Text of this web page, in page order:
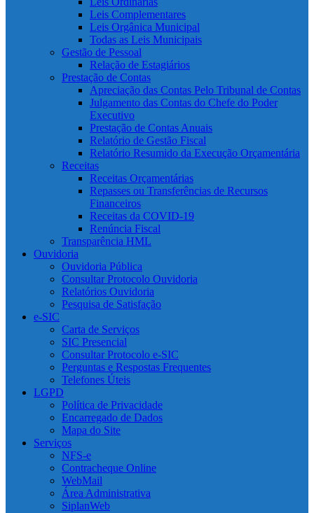
Leis Complementares
Leis Orgânica Municipal
Todas as Leis Municipais
Gestão de Pessoal
Relação de Estagiários
Prestação de Contas
Apreciação das Contas Pelo Tribunal de Contas
Julgamento das Contas do Chefe do Poder
Executivo
Prestação de Contas Anuais
Relatório de Gestão Fiscal
Relatório Resumido da Execução Orçamentária
Receitas
Receitas Orçamentárias
Repasses ou Transferências de Recursos
Financeiros
Receitas da COVID-19
Renúncia Fiscal
Transparência HML
Ouvidoria
Ouvidoria Pública
Consultar Protocolo Ouvidoria
Relatórios Ouvidoria
Pesquisa de Satisfação
e-SIC
Carta de Serviços
SIC Presencial
Consultar Protocolo e-SIC
Perguntas e Respostas Frequentes
Telefones Úteis
LGPD
Política de Privacidade
Encarregado de Dados
Mapa do Site
Serviços
NFS-e
Contracheque Online
WebMail
Área Administrativa
SiplanWeb